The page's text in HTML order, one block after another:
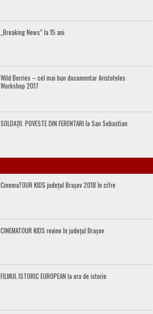
„Breaking News” la 15 ani
Wild Berries – cel mai bun documentar Aristoteles
Workshop 2017
SOLDAȚII. POVESTE DIN FERENTARI la San Sebastian
CinemaTOUR KIDS județul Brașov 2018 în cifre
CINEMATOUR KIDS revine în județul Brașov
FILMUL ISTORIC EUROPEAN la ora de istorie